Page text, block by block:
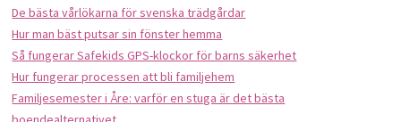
De bästa vårlökarna för svenska trädgårdar
Hur man bäst putsar sin fönster hemma
Så fungerar Safekids GPS-klockor för barns säkerhet
Hur fungerar processen att bli familjehem
Familjesemester i Åre: varför en stuga är det bästa